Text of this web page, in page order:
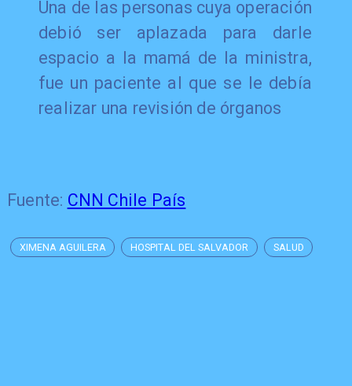
Una de las personas cuya operación
debió ser aplazada para darle
espacio a la mamá de la ministra,
fue un paciente al que se le debía
realizar una revisión de órganos
Fuente: CNN Chile País
XIMENA AGUILERA HOSPITAL DEL SALVADOR SALUD